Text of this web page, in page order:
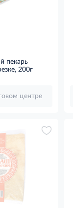
пекарь
200г
центре